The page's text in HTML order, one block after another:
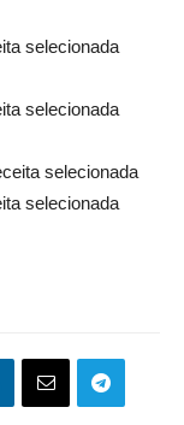
selecionada
selecionada
selecionada
selecionada